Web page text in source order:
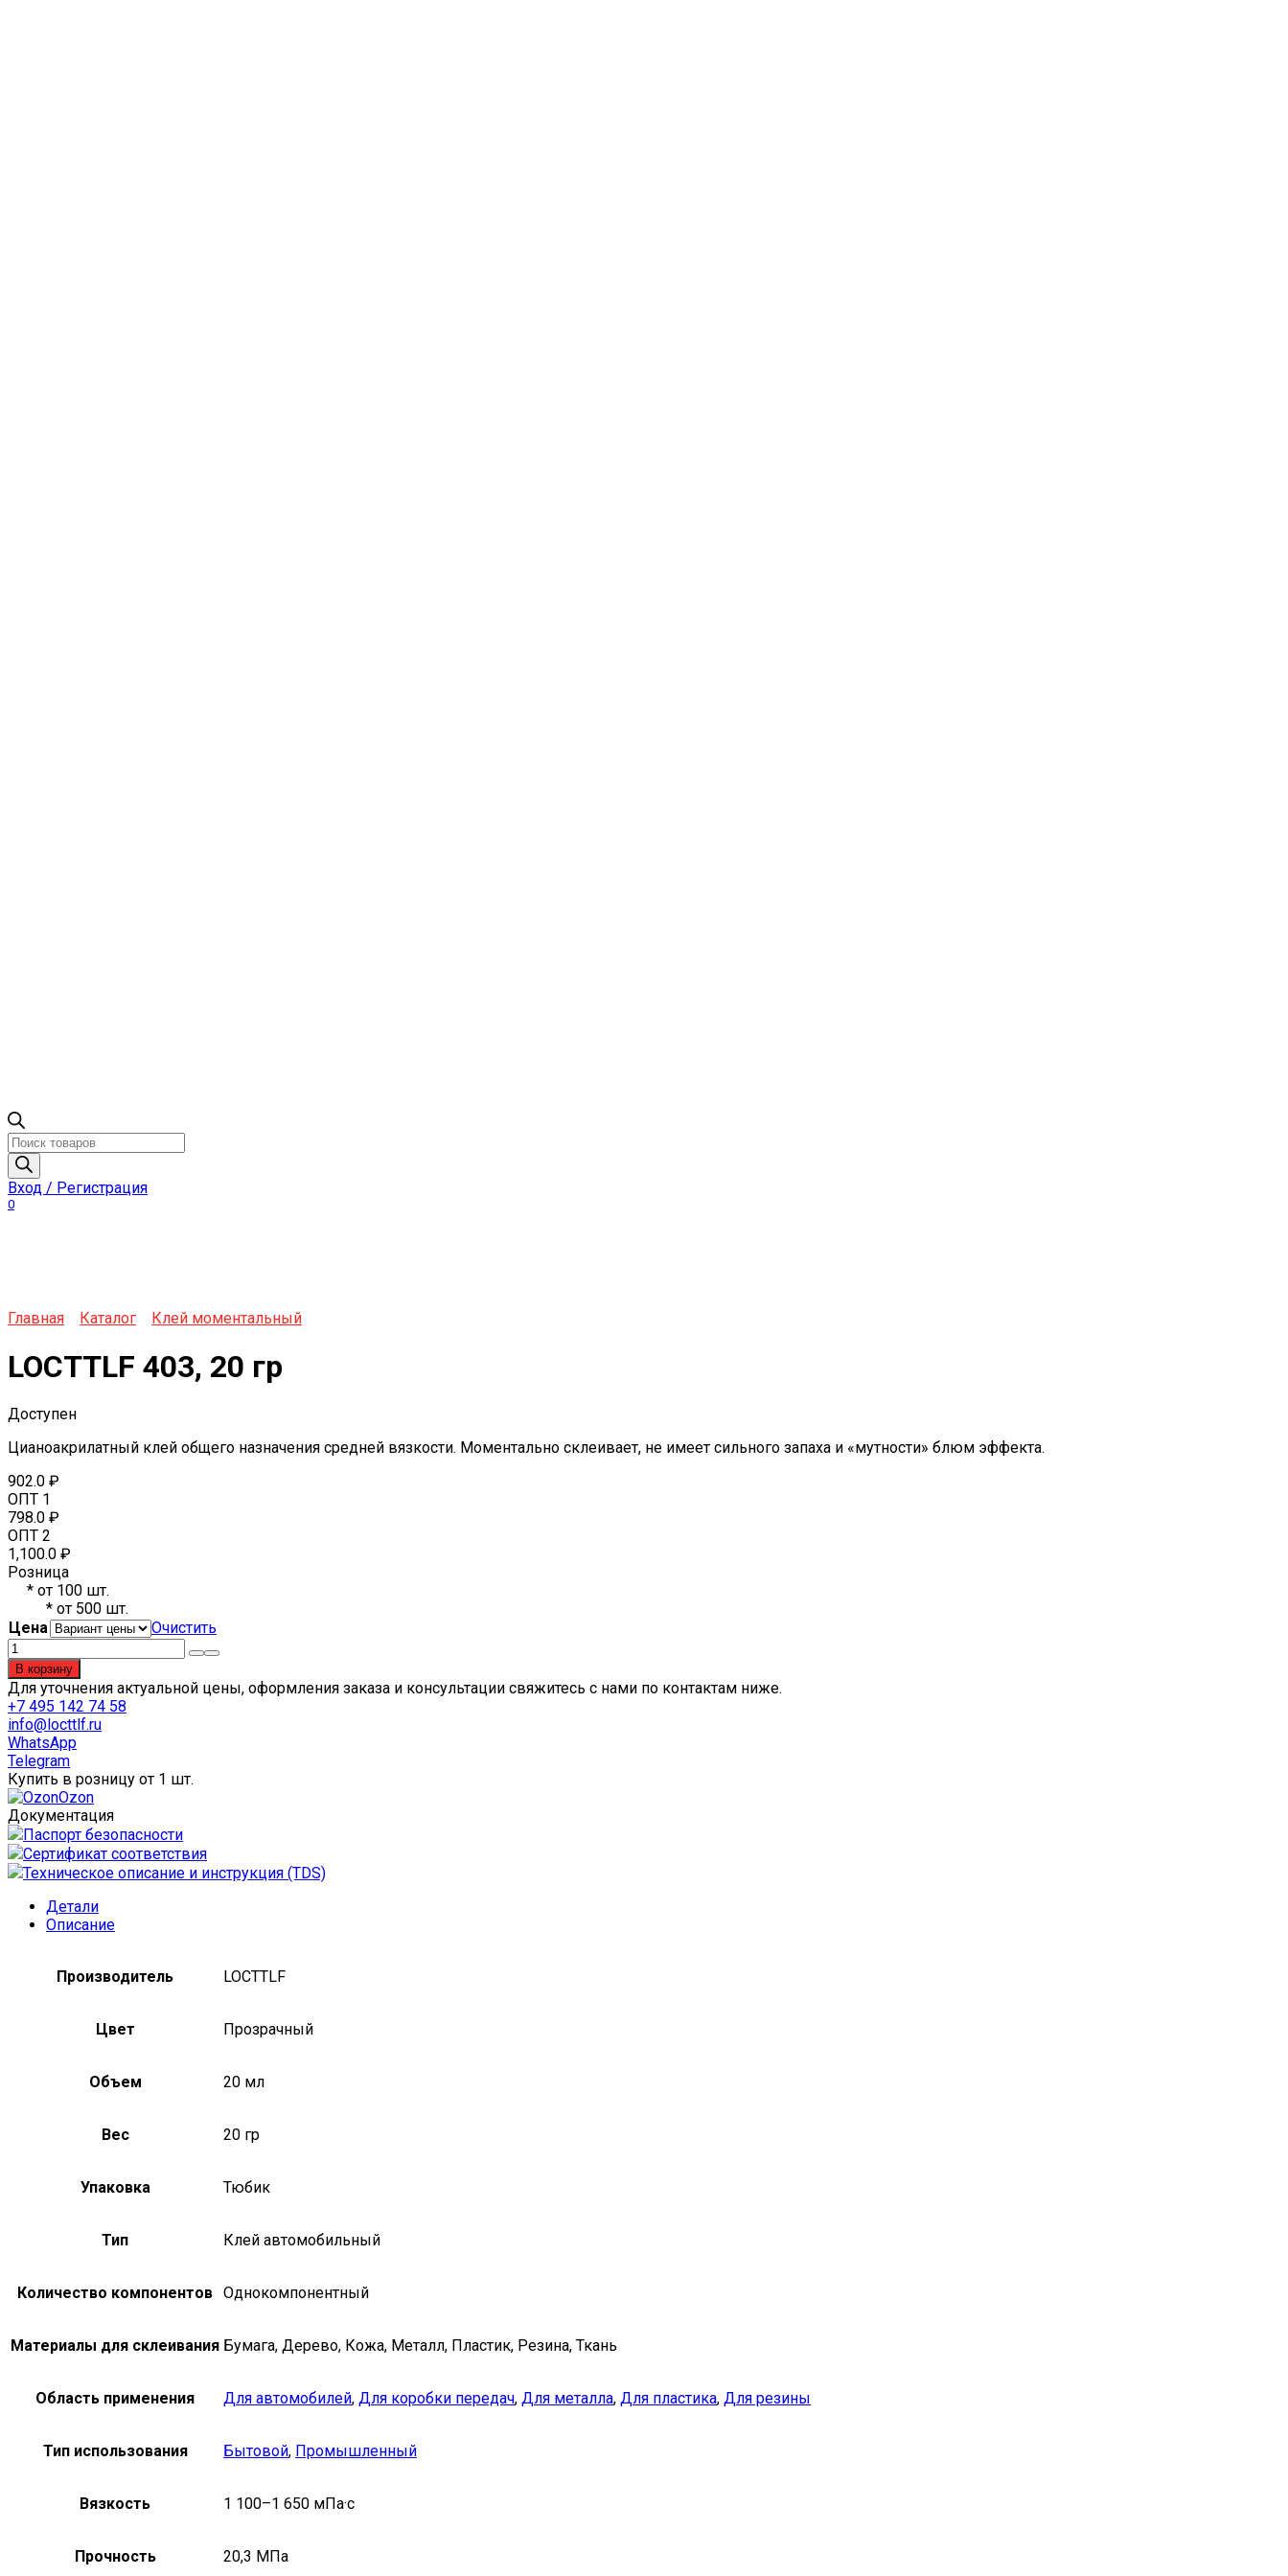
Поиск
товаров
Вход / Регистрация
0
Главная Каталог Клей моментальный
LOCTTLF 403, 20 гр
Доступен
Цианоакрилатный клей общего назначения средней вязкости. Моментально склеивает, не имеет сильного запаха и «мутности» блюм эффекта.
902.0 ₽
ОПТ 1
798.0 ₽
ОПТ 2
1,100.0 ₽
Розница
* от 100 шт.
* от 500 шт.
Цена
Очистить
Количество
товара
LOCTTLF
403,
20
гр
В корзину
Для уточнения актуальной цены, оформления заказа и консультации свяжитесь с нами по контактам ниже.
+7 495 142 74 58
info@locttlf.ru
WhatsApp
Telegram
Купить в розницу от 1 шт.
Ozon
Документация
Паспорт безопасности
Сертификат соответствия
Техническое описание и инструкция (TDS)
Детали
Описание
Производитель LOCTTLF
Цвет Прозрачный
Объем 20 мл
Вес 20 гр
Упаковка Тюбик
Тип Клей автомобильный
Количество компонентов Однокомпонентный
Материалы для склеивания Бумага, Дерево, Кожа, Металл, Пластик, Резина, Ткань
Область применения Для автомобилей, Для коробки передач, Для металла, Для пластика, Для резины
Тип использования Бытовой, Промышленный
Вязкость 1 100–1 650 мПа·с
Прочность 20,3 МПа